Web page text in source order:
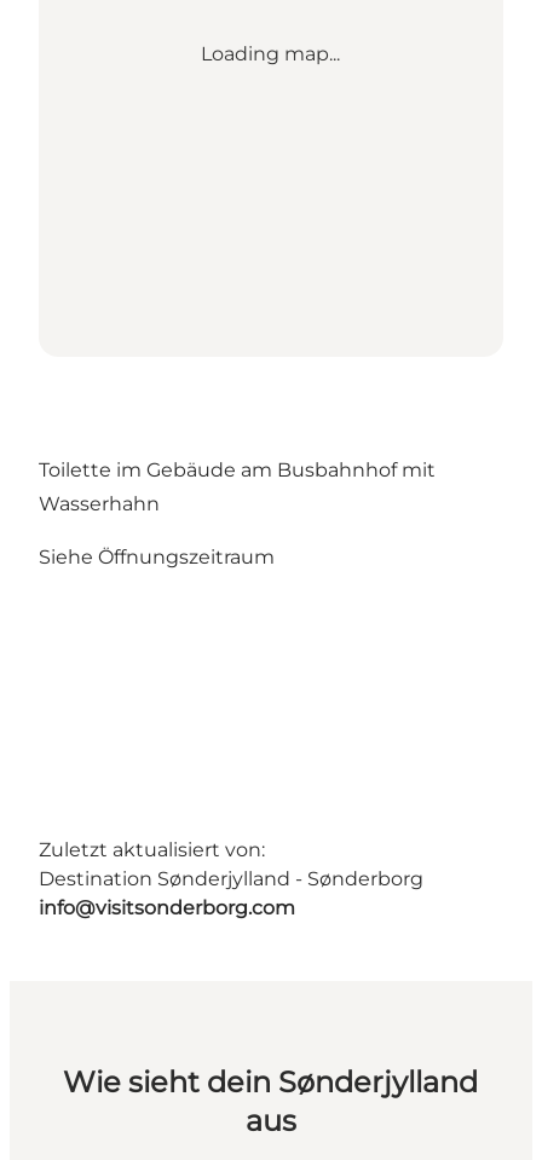
Loading map...
Toilette im Gebäude am Busbahnhof mit
Wasserhahn
Siehe Öffnungszeitraum
Zuletzt aktualisiert von:
Destination Sønderjylland - Sønderborg
info@visitsonderborg.com
Wie sieht dein Sønderjylland
aus